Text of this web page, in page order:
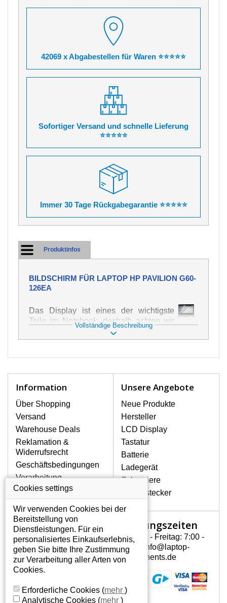
42069 x Abgabestellen für Waren ⭐⭐⭐⭐⭐
Sofortiger Versand und schnelle Lieferung
⭐⭐⭐⭐⭐
Immer 30 Tage Rückgabegarantie ⭐⭐⭐⭐⭐
Produktinfos
BILDSCHIRM FÜR LAPTOP HP PAVILION G60-
126EA
Das Display ist eines der wichtigste
Teile im Notebook, deshalb achten wir
auf höchste Qualität dieses Ersatzteils.
Er dient zur Darstellung von Texten und
schnell, deshalb ist es wichtig, mit dem
Zu den häufigsten Beschädigungen
gehören mechanische Schäden, z. B.
ein geborstenes Display oder Risse.
Ferner senkrechte Streifen, das Display
leuchtet nicht, blinkt unregelmäßig oder
ist ungleichmäßig hell.
LCD DISPLAYS HP PAVILION G60-
126EA VON HÖCHSTER
QUALITÄT!
Originaldisplays, die die hohe
Qualitätsklasse A+ erfüllen, also ohne
mangelhafte Pixel, und zwar über die
gesamte Garantiezeit. Zum Beispiel
von den globalen Herstellern AUO,
Chi-Mei, Toshiba, Hannstar,
Chunghwa, Samsung, LG Phillips und
Vollständige Beschreibung
Information
Über Shopping
Versand
Warehouse Deals
Reklamation &
Widerrufsrecht
Geschäftsbedingungen
Verarbeitung
personenbezogener
Daten
Über uns - Impressum
Unsere Angebote
Neue Produkte
Hersteller
LCD Display
Tastatur
Batterie
Ladegerät
Scharniere
Gerätestecker
Mein Konto
Mein Konto
Persönliche Daten
Addressen
Öffnungszeiten
Montag - Freitag: 7:00 -
15:30 info@laptop-
components.de
Cookies settings
Wir verwenden Cookies bei der
Bereitstellung von
Dienstleistungen. Für ein
personalisiertes Einkaufserlebnis,
geben Sie bitte Ihre Zustimmung
zur Verarbeitung aller Arten von
Cookies.
Erforderliche Cookies (mehr )
Analytische Cookies (mehr )